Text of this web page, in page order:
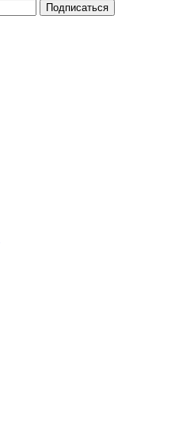
Подписаться